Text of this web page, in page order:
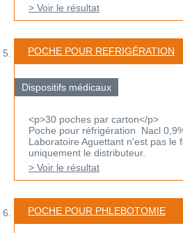
> Voir le résultat
POCHE POUR REFRIGÉRATION
Dispositifs médicaux
<p>30 poches par carton</p>
Poche pour réfrigération Nacl
Laboratoire Aguettant n'est pas le
uniquement le distributeur.
> Voir le résultat
POCHE POUR PHLEBOTOMIE